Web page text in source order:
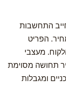
התחשבות
הפריט
מעצבי
תחושה מסוימת
ומגבלות